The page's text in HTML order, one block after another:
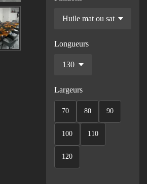
Longueurs
Largeurs
70 80 90
100 110
120